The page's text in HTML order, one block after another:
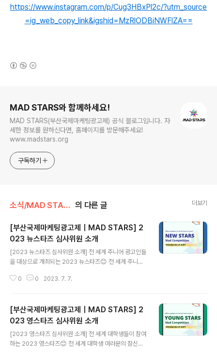
https://www.instagram.com/p/Cug3HBxPl2c/?utm_source
=ig_web_copy_link&igshid=MzRlODBiNWFlZA==
MAD STARS와 함께하세요!
MAD STARS(부산국제마케팅광고제) 공식 블로그입니다. 자
세한 정보를 원하신다면, 홈페이지를 방문해주세요!
www.madstars.org
구독하기
소식/MAD STARS 소식 의 다른 글 더보기
[부산국제마케팅광고제｜MAD STARS] 2
023 뉴스타즈 심사위원 소개
[2023 뉴스타즈 심사위원 소개] 전 세계 주니어 광고인들
을 대상으로 개최되는 2023 뉴스타즈😊 전 세계 주니어
해주실 글로벌 현직 광고인 6분을 소개합니다! 🔸Alfred
Chief Creative Officer 🔸Becky McOwen-Banks
: Meta / Director, Creative X Global 🔸Jesse Wo
ng : Cheil / Global Creative Director 🔸Kazuhide
Adachi : Dentsu / Creative Director 🔸Mariana..
0 0 2023. 7. 7.
[부산국제마케팅광고제｜MAD STARS] 2
023 영스타즈 심사위원 소개
[2023 영스타즈 심사위원 소개] 전 세계 대학생들이 참여
하는 2023 영스타즈😊 전 세계 대학생 여러분의 참신한